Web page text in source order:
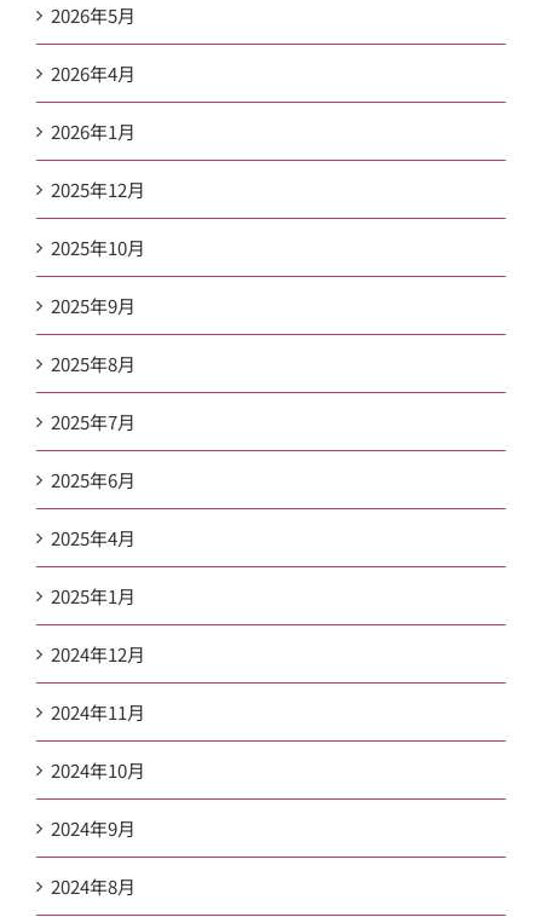
2026年5月
2026年4月
2026年1月
2025年12月
2025年10月
2025年9月
2025年8月
2025年7月
2025年6月
2025年4月
2025年1月
2024年12月
2024年11月
2024年10月
2024年9月
2024年8月